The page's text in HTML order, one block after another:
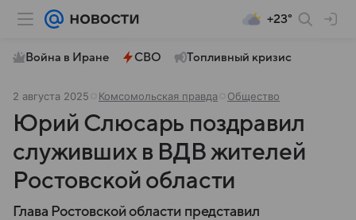
+23°
Война в Иране СВО Топливный кризис
2 августа 2025 Комсомольская правда Общество
Юрий Слюсарь поздравил
служивших в ВДВ жителей
Ростовской области
Глава Ростовской области представил